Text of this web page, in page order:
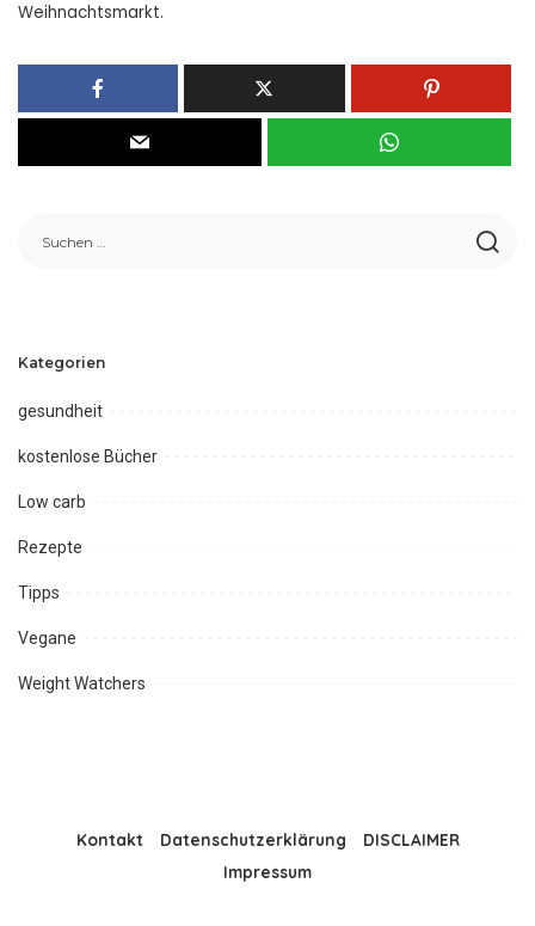
Weihnachtsmarkt.
Kategorien
gesundheit
kostenlose Bücher
Low carb
Rezepte
Tipps
Vegane
Weight Watchers
Kontakt Datenschutzerklärung
DISCLAIMER
Impressum